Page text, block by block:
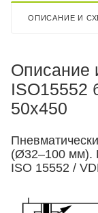
ОПИСАНИЕ И
Описание
ISO15552
50x450
(Ø32–100 мм).
ISO 15552 /